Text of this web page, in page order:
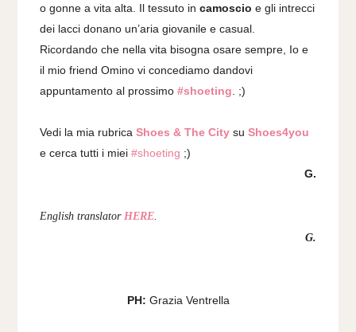
o gonne a vita alta. Il tessuto incamoscio e gli intrecci
dei lacci donano un’aria giovanile e casual.
Ricordando che nella vita bisogna osare sempre, Io e
il mio friend Omino vi concediamo dandovi
appuntamento al prossimo#shoeting. ;)
Vedi la mia rubricaShoes & The City suShoes4you
e cerca tutti i miei#shoeting ;)
G.
English translatorHERE.
G.
PH: Grazia Ventrella